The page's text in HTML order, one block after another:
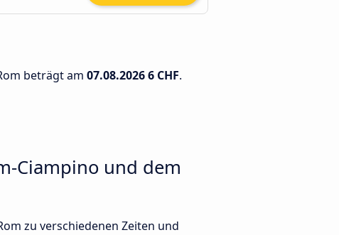
beträgt am 07.08.20266 CHF.
Ciampino und dem
zu verschiedenen Zeiten und